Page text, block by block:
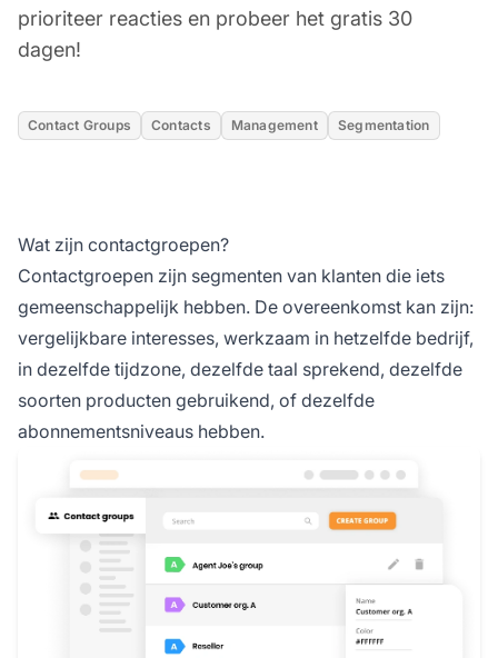
prioriteer reacties en probeer het gratis 30
dagen!
Contact Groups Contacts Management Segmentation
Wat zijn contactgroepen?
Contactgroepen zijn segmenten van klanten die iets
gemeenschappelijk hebben. De overeenkomst kan zijn:
vergelijkbare interesses, werkzaam in hetzelfde bedrijf,
in dezelfde tijdzone, dezelfde taal sprekend, dezelfde
soorten producten gebruikend, of dezelfde
abonnementsniveaus hebben.